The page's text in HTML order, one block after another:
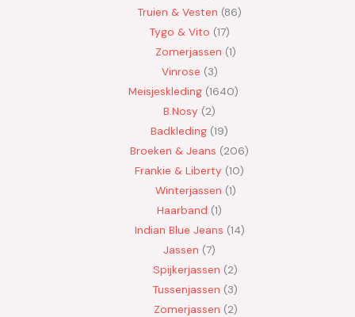
Truien & Vesten 86
Tygo & Vito 17
Zomerjassen 1
Vinrose 3
Meisjeskleding 1640
B.Nosy
2
Badkleding 19
Broeken & Jeans
206
Frankie & Liberty 10
Winterjassen 1
Haarband 1
Indian Blue Jeans 14
Jassen 7
Spijkerjassen
2
Tussenjassen
3
Zomerjassen 2